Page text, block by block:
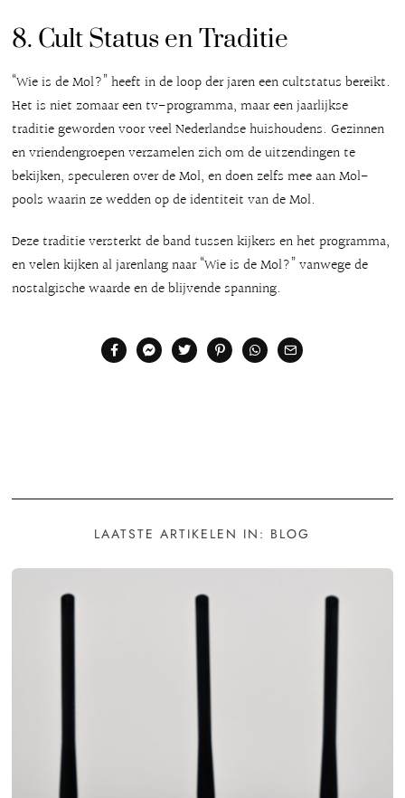
8. Cult Status en Traditie
“Wie is de Mol?” heeft in de loop der jaren een cultstatus bereikt.
Het is niet zomaar een tv-programma, maar een jaarlijkse
traditie geworden voor veel Nederlandse huishoudens. Gezinnen
en vriendengroepen verzamelen zich om de uitzendingen te
bekijken, speculeren over de Mol, en doen zelfs mee aan Mol-
pools waarin ze wedden op de identiteit van de Mol.
Deze traditie versterkt de band tussen kijkers en het programma,
en velen kijken al jarenlang naar “Wie is de Mol?” vanwege de
nostalgische waarde en de blijvende spanning.
LAATSTE ARTIKELEN IN: BLOG